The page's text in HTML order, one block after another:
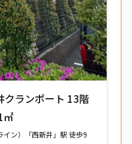
クランポート 13階
㎡
ン）「西新井」駅 徒歩9